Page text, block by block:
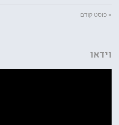
« פוסט קודם
וידאו